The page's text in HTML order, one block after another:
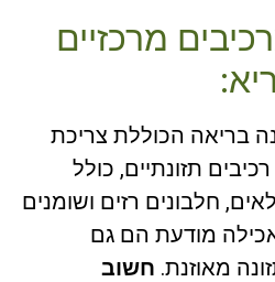
מרכזיים
בריאה הכוללת צריכת
תזונתיים, כולל
חלבונים רזים ושומנים
מודעת הם גם
מאוזנת. חשוב